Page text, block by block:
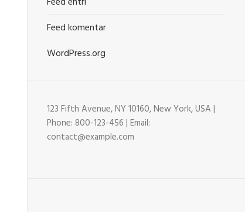
Feed komentar
WordPress.org
123 Fifth Avenue, NY 10160, New York, USA |
Phone: 800-123-456 | Email:
contact@example.com